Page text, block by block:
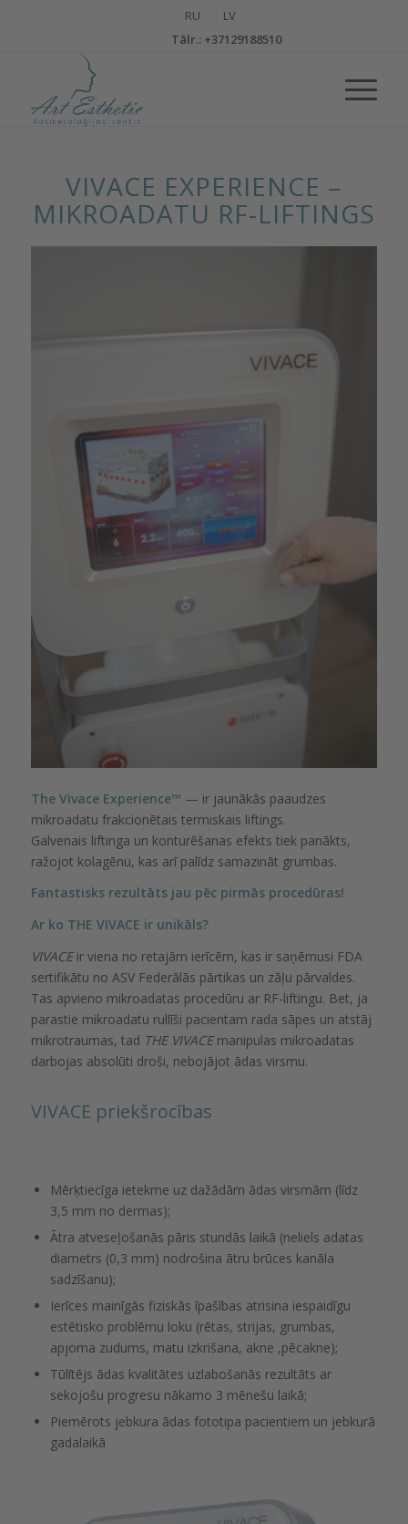
Тālr.: +37129188510
VIVACE EXPERIENCE –
MIKROADATU RF-LIFTINGS
The Vivace Experience™️ — ir jaunākās paaudzes
mikroadatu frakcionētais termiskais liftings.
Galvenais liftinga un konturēšanas efekts tiek panākts,
ražojot kolagēnu, kas arī palīdz samazināt grumbas.
Fantastisks rezultāts jau pēc pirmās procedūras!
Ar ko THE VIVACE ir unikāls?
VIVACEir viena no retajām ierīcēm, kas ir saņēmusi FDA
sertifikātu no ASV Federālās pārtikas un zāļu pārvaldes.
Tas apvieno mikroadatas procedūru ar RF-liftingu. Bet, ja
parastie mikroadatu rullīši pacientam rada sāpes un atstāj
mikrotraumas, tad THE VIVACEmanipulas mikroadatas
darbojas absolūti droši, nebojājot ādas virsmu.
VIVACE priekšrocības
Mērķtiecīga ietekme uz dažādām ādas virsmām (līdz
3,5 mm no dermas);
Ātra atveseļošanās pāris stundās laikā (neliels adatas
diametrs (0,3 mm) nodrošina ātru brūces kanāla
sadzīšanu);
Ierīces mainīgās fiziskās īpašības atrisina iespaidīgu
estētisko problēmu loku (rētas, strijas, grumbas,
apjoma zudums, matu izkrišana, akne ,pēcakne);
Tūlītējs ādas kvalitātes uzlabošanās rezultāts ar
sekojošu progresu nākamo 3 mēnešu laikā;
Piemērots jebkura ādas fototipa pacientiem un jebkurā
gadalaikā